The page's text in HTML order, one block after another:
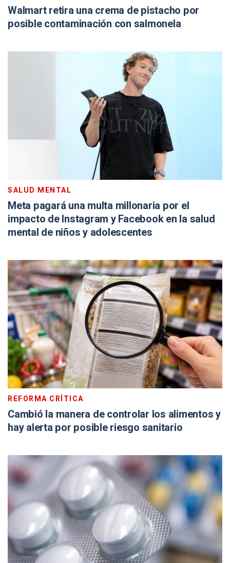
Walmart retira una crema de pistacho por
posible contaminación con salmonela
SALUD MENTAL
Meta pagará una multa millonaria por el
impacto de Instagram y Facebook en la salud
mental de niños y adolescentes
REFORMA CRÍTICA
Cambió la manera de controlar los alimentos y
hay alerta por posible riesgo sanitario